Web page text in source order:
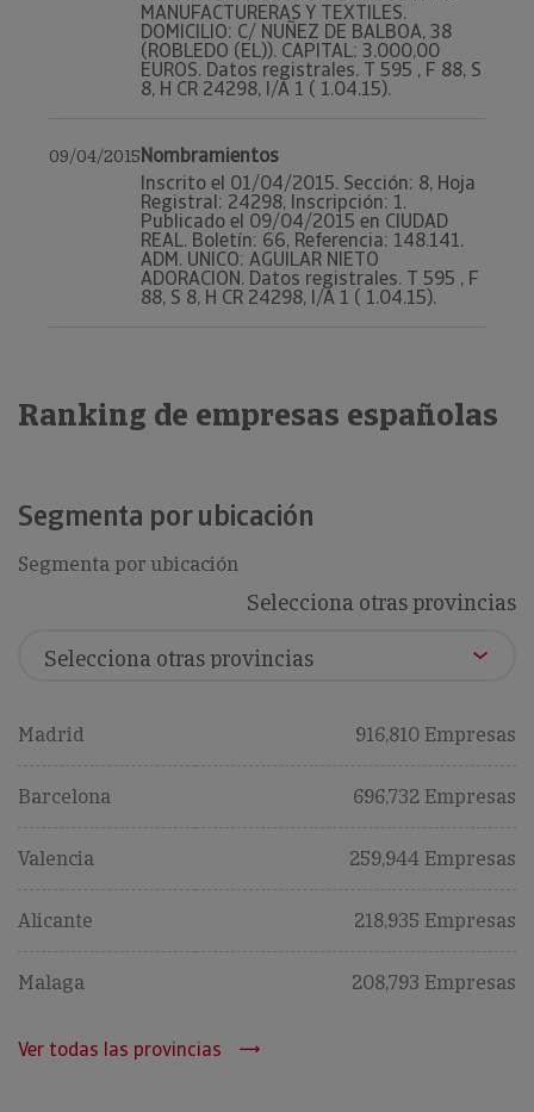
MANUFACTURERAS Y TEXTILES.
DOMICILIO: C/ NUÑEZ DE BALBOA, 38
(ROBLEDO (EL)). CAPITAL: 3.000,00
EUROS. Datos registrales. T 595 , F 88, S
8, H CR 24298, I/A 1 ( 1.04.15).
09/04/2015Nombramientos
Inscrito el 01/04/2015. Sección: 8, Hoja
Registral: 24298, Inscripción: 1.
Publicado el 09/04/2015 en CIUDAD
REAL. Boletín: 66, Referencia: 148.141.
ADM. UNICO: AGUILAR NIETO
ADORACION. Datos registrales. T 595 , F
88, S 8, H CR 24298, I/A 1 ( 1.04.15).
Ranking de empresas españolas
Segmenta por ubicación
Segmenta por ubicación
Selecciona otras provincias
Madrid 916,810 Empresas
Barcelona 696,732 Empresas
Valencia 259,944 Empresas
Alicante 218,935 Empresas
Malaga 208,793 Empresas
Ver todas las provincias